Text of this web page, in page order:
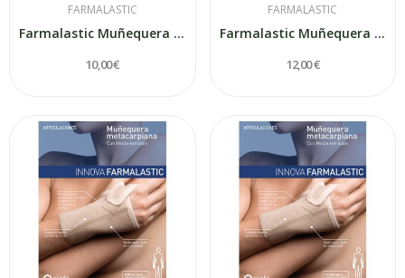
FARMALASTIC
Farmalastic Muñequera Velcro Neopreno Talla U
10,00 €
FARMALASTIC
Farmalastic Muñequera Metacarpiano Neopreno...
12,00 €